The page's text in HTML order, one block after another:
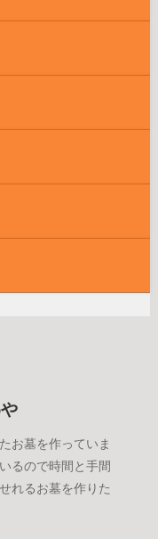
お墓を作っていま
るので時間と手間
れるお墓を作りた